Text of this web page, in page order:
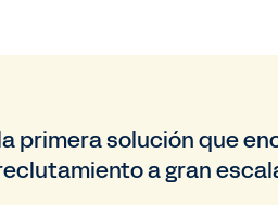
primera solución que
a gran